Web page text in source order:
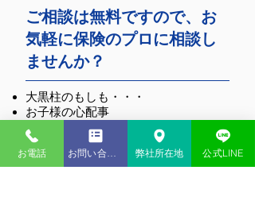
弊社主催セミナーのお
知らせ
ご相談は無料ですので、お
気軽に保険のプロに相談し
ませんか？
大黒柱のもしも・・・
お子様の心配事
ご自宅の心配事
病気やケガの心配事
などなど、ご家族の心配事はたくさん
お電話 弊社所在地 公式LINE